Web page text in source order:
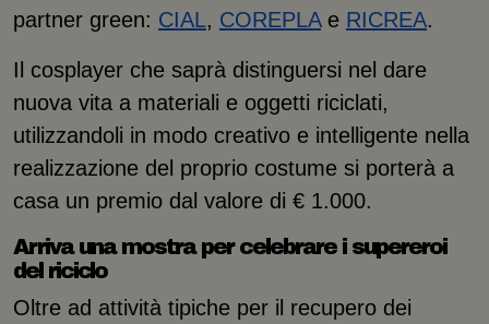
partner green: CIAL, COREPLAe RICREA.
Il cosplayer che saprà distinguersi nel dare
nuova vita a materiali e oggetti riciclati,
utilizzandoli in modo creativo e intelligente nella
realizzazione del proprio costume si porterà a
casa un premio dal valore di € 1.000.
Arriva una mostra per celebrare i supereroi
del riciclo
Oltre ad attività tipiche per il recupero dei